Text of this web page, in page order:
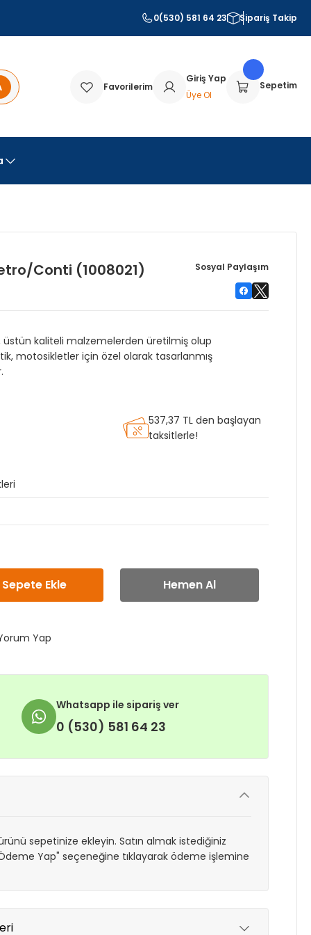
0(530) 581 64 23 Sipariş Takip
Favorilerim
Giriş Yap
Üye Ol
Sepetim
Conti (1008021) Sosyal Paylaşım
kaliteli malzemelerden üretilmiş olup
motosikletler için özel olarak tasarlanmış
537,37 TL den başlayan
taksitlerle!
Sepete Ekle Hemen Al
Yap
Whatsapp ile sipariş ver
0 (530) 581 64 23
sepetinize ekleyin. Satın almak istediğiniz
Yap" seçeneğine tıklayarak ödeme işlemine